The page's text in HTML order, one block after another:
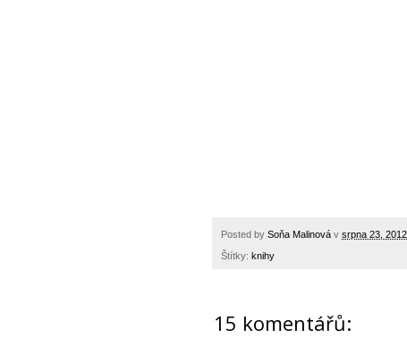
Posted by Soňa Malinová v srpna 23, 2012
Štítky: knihy
15 komentářů: